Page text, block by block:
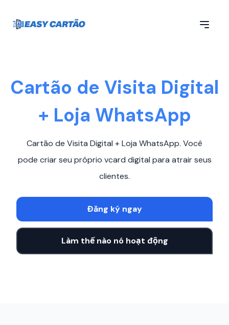
Cartão de Visita Digital
+ Loja WhatsApp
Cartão de Visita Digital + Loja WhatsApp. Você
pode criar seu próprio vcard digital para atrair seus
clientes.
Đăng ký ngay
Làm thế nào nó hoạt động